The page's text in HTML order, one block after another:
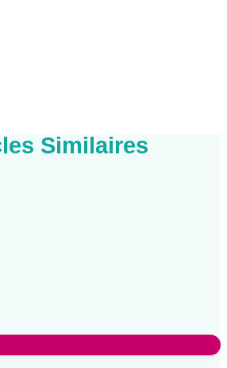
Similaires